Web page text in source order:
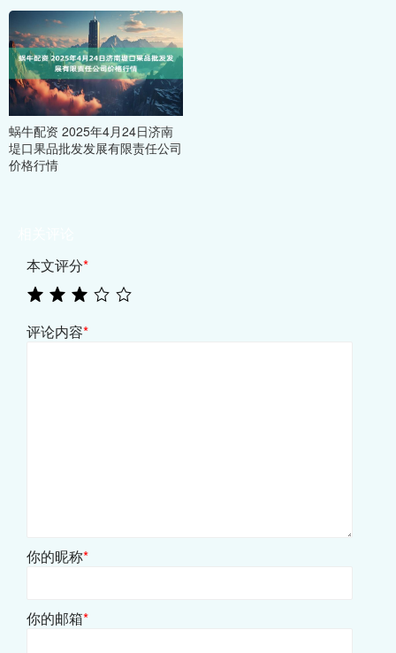
蜗牛配资 2025年4月24日济南
堤口果品批发发展有限责任公司
价格行情
本文评分*
评论内容*
你的昵称*
你的邮箱*